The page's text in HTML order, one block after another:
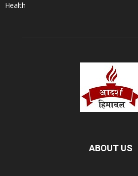
Health
ABOUT US